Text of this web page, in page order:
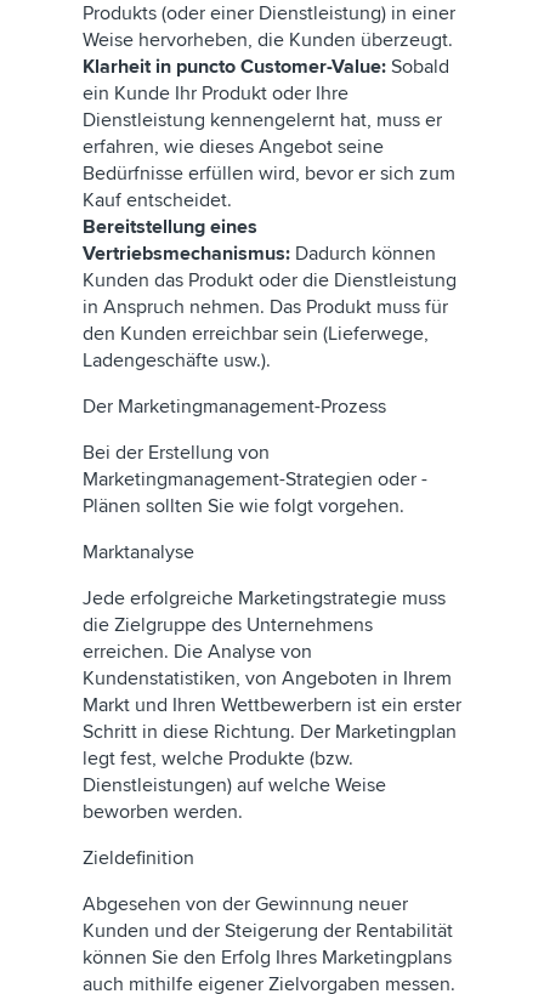
Produkts (oder einer Dienstleistung) in einer
Weise hervorheben, die Kunden überzeugt.
Klarheit in puncto Customer-Value: Sobald
ein Kunde Ihr Produkt oder Ihre
Dienstleistung kennengelernt hat, muss er
erfahren, wie dieses Angebot seine
Bedürfnisse erfüllen wird, bevor er sich zum
Kauf entscheidet.
Bereitstellung eines
Vertriebsmechanismus: Dadurch können
Kunden das Produkt oder die Dienstleistung
in Anspruch nehmen. Das Produkt muss für
den Kunden erreichbar sein (Lieferwege,
Ladengeschäfte usw.).
Der Marketingmanagement-Prozess
Bei der Erstellung von
Marketingmanagement-Strategien oder -
Plänen sollten Sie wie folgt vorgehen.
Marktanalyse
Jede erfolgreiche Marketingstrategie muss
die Zielgruppe des Unternehmens
erreichen. Die Analyse von
Kundenstatistiken, von Angeboten in Ihrem
Markt und Ihren Wettbewerbern ist ein erster
Schritt in diese Richtung. Der Marketingplan
legt fest, welche Produkte (bzw.
Dienstleistungen) auf welche Weise
beworben werden.
Zieldefinition
Abgesehen von der Gewinnung neuer
Kunden und der Steigerung der Rentabilität
können Sie den Erfolg Ihres Marketingplans
auch mithilfe eigener Zielvorgaben messen.